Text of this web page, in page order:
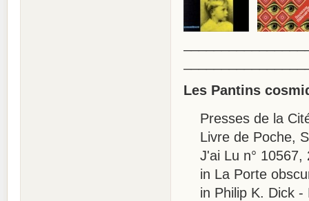
Les Pantins
Presses de la
Livre de Poche,
J'ai Lu n° 10567,
in La Porte
in Philip K. Dick -